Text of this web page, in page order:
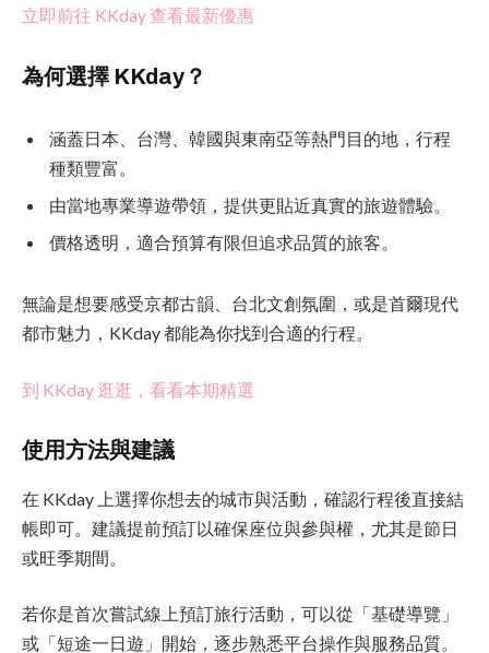
立即前往 KKday 查看最新優惠
為何選擇 KKday？
涵蓋日本、台灣、韓國與東南亞等熱門目的地，行程
種類豐富。
由當地專業導遊帶領，提供更貼近真實的旅遊體驗。
價格透明，適合預算有限但追求品質的旅客。
無論是想要感受京都古韻、台北文創氛圍，或是首爾現代
都市魅力，KKday 都能為你找到合適的行程。
到 KKday 逛逛，看看本期精選
使用方法與建議
在 KKday 上選擇你想去的城市與活動，確認行程後直接結
帳即可。建議提前預訂以確保座位與參與權，尤其是節日
或旺季期間。
若你是首次嘗試線上預訂旅行活動，可以從「基礎導覽」
或「短途一日遊」開始，逐步熟悉平台操作與服務品質。